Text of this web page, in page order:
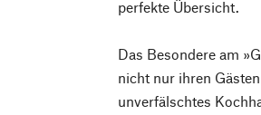
perfekte Übersicht.
Das Besondere am
nicht nur ihren
unverfälschtes